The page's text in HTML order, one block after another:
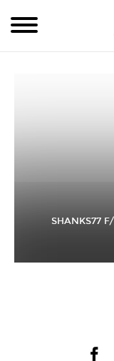
SHANKS77